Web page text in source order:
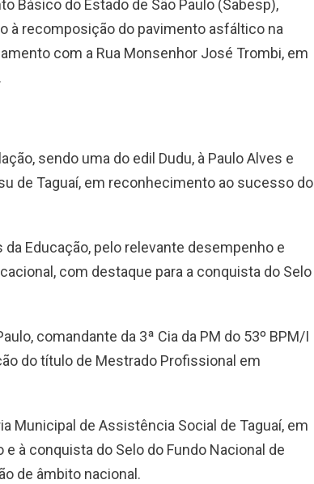
Básico do Estado de São Paulo (Sabesp),
à recomposição do pavimento asfáltico na
com a Rua Monsenhor José Trombi, em
sendo uma do edil Dudu, à Paulo Alves e
de Taguaí, em reconhecimento ao sucesso do
Educação, pelo relevante desempenho e
com destaque para a conquista do Selo
comandante da 3ª Cia da PM do 53º BPM/I
do título de Mestrado Profissional em
Municipal de Assistência Social de Taguaí, em
à conquista do Selo do Fundo Nacional de
de âmbito nacional.